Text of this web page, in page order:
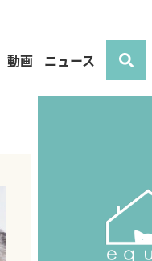
動画 ニュース